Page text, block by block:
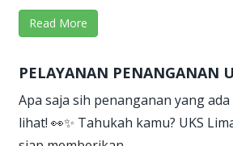
Read More
PELAYANAN PENANGANAN
Apa saja sih penanganan yang ada
lihat! 👀✨ Tahukah kamu? UKS